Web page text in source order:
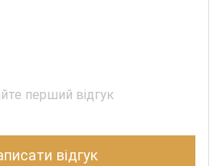
перший відгук
відгук